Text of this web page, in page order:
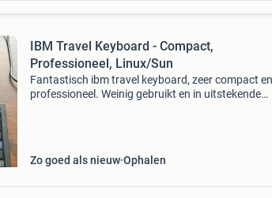
IBM Travel Keyboard - Compact,
Professioneel, Linux/Sun
Fantastisch ibm travel keyboard, zeer compact en
professioneel. Weinig gebruikt en in uitstekende
Zo goed als nieuw Ophalen